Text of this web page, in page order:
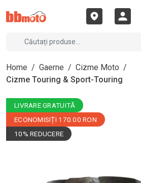
Home / Gaerne / Cizme Moto /
Cizme Touring & Sport-Touring
LIVRARE GRATUITĂ
ECONOMISIȚI 170.00 RON
10% REDUCERE